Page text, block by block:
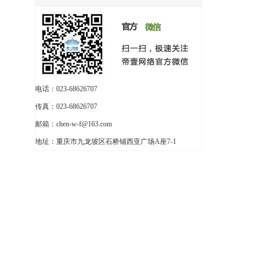
电话：023-68626707
传真：023-68626707
邮箱：chen-w-f@163.com
地址：重庆市九龙坡区石桥铺西亚广场A座7-1